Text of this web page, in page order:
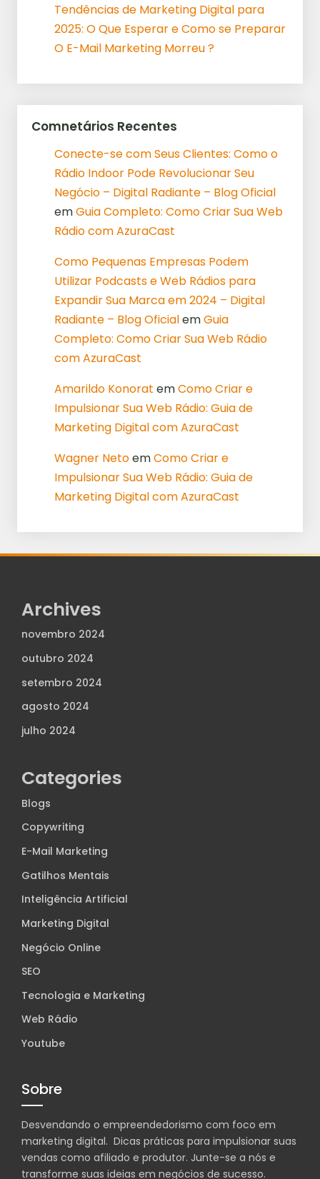
Tendências de Marketing Digital para
2025: O Que Esperar e Como se Preparar
O E-Mail Marketing Morreu ?
Comnetários Recentes
Conecte-se com Seus Clientes: Como o
Rádio Indoor Pode Revolucionar Seu
Negócio – Digital Radiante – Blog Oficial
emGuia Completo: Como Criar Sua Web
Rádio com AzuraCast
Como Pequenas Empresas Podem
Utilizar Podcasts e Web Rádios para
Expandir Sua Marca em 2024 – Digital
Radiante – Blog OficialemGuia
Completo: Como Criar Sua Web Rádio
com AzuraCast
Amarildo Konorat emComo Criar e
Impulsionar Sua Web Rádio: Guia de
Marketing Digital com AzuraCast
Wagner NetoemComo Criar e
Impulsionar Sua Web Rádio: Guia de
Marketing Digital com AzuraCast
Archives
novembro 2024
outubro 2024
setembro 2024
agosto 2024
julho 2024
Categories
Blogs
Copywriting
E-Mail Marketing
Gatilhos Mentais
Inteligência Artificial
Marketing Digital
Negócio Online
SEO
Tecnologia e Marketing
Web Rádio
Youtube
Sobre
Desvendando o empreendedorismo com foco em
marketing digital. Dicas práticas para impulsionar suas
vendas como afiliado e produtor. Junte-se a nós e
transforme suas ideias em negócios de sucesso.